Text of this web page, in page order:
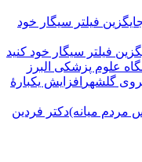
فیلتر سیگار خود کنید
علوم پزشکی البرز
افزایش یکبارۀ
دكتر فردين